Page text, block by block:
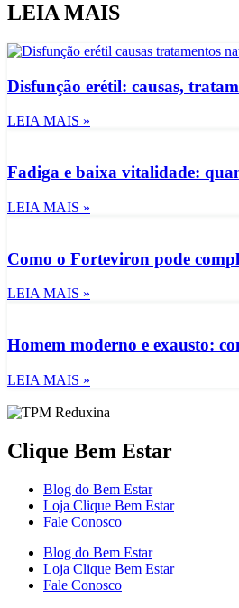
LEIA MAIS
Disfunção erétil: causas,
LEIA MAIS »
Fadiga e baixa vitalidade:
LEIA MAIS »
Como o Forteviron pode
LEIA MAIS »
Homem moderno e exausto:
LEIA MAIS »
Clique Bem Estar
Blog do Bem Estar
Loja Clique Bem Estar
Fale Conosco
Blog do Bem Estar
Loja Clique Bem Estar
Fale Conosco